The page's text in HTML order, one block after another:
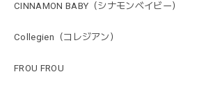
CINNAMON BABY（シナモンベイビー）
Collegien（コレジアン）
FROU FROU